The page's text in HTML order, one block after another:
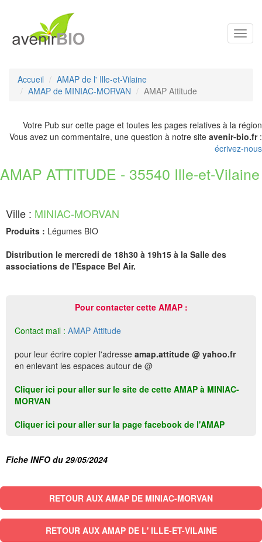
Accueil
AMAP de l' Ille-et-Vilaine
AMAP de MINIAC-MORVAN
AMAP Attitude
Votre Pub sur cette page et toutes les pages relatives à la région
Vous avez un commentaire, une question à notre site avenir-bio.fr:
écrivez-nous
AMAP ATTITUDE - 35540 Ille-et-Vilaine
Ville : MINIAC-MORVAN
Produits : Légumes BIO
Distribution le mercredi de 18h30 à 19h15 à la Salle des
associations de l'Espace Bel Air.
Pour contacter cette AMAP :
Contact mail : AMAP Attitude
pour leur écrire copier l'adresse amap.attitude @ yahoo.fr
en enlevant les espaces autour de @
Cliquer ici pour aller sur le site de cette AMAP à MINIAC-
MORVAN
Cliquer ici pour aller sur la page facebook de l'AMAP
Fiche INFO du 29/05/2024
RETOUR AUX AMAP DE MINIAC-MORVAN
RETOUR AUX AMAP DE L' ILLE-ET-VILAINE